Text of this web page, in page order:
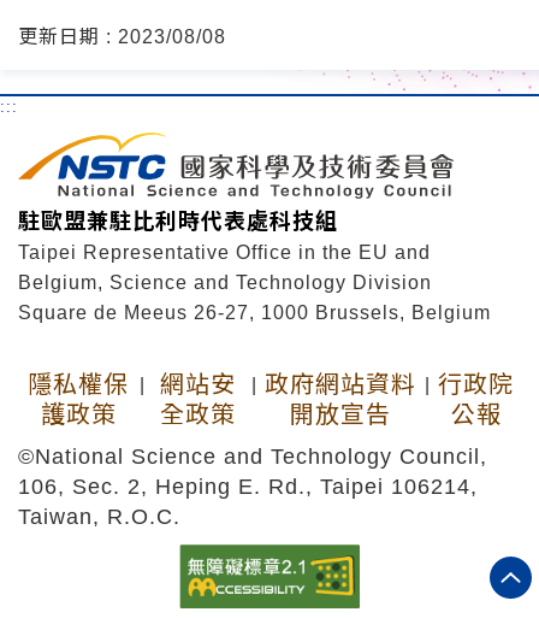
更新日期 : 2023/08/08
:::
駐歐盟兼駐比利時代表處科技組
Taipei Representative Office in the EU and
Belgium, Science and Technology Division
Square de Meeus 26-27, 1000 Brussels, Belgium
隱私權保
護政策
網站安
全政策
政府網站資料
開放宣告
行政院
公報
©National Science and Technology Council,
106, Sec. 2, Heping E. Rd., Taipei 106214,
Taiwan, R.O.C.